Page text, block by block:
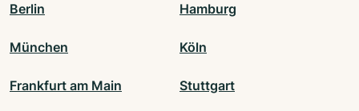
Berlin Hamburg
München Köln
Frankfurt am Main Stuttgart